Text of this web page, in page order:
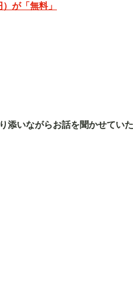
が「無料」
添いながらお話を聞かせてい